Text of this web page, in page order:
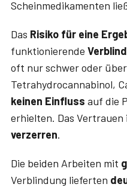
Scheinmedikamenten
Das Risiko für eine
funktionierende
oft nur schwer oder
Tetrahydrocannabinol,
keinen Einfluss auf die
erhielten. Das Vertrauen
verzerren.
Die beiden Arbeiten mit
Verblindung lieferten